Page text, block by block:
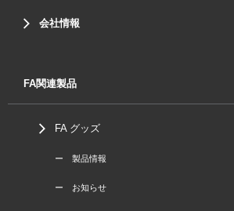
会社情報
FA関連製品
FA グッズ
ー 製品情報
ー お知らせ